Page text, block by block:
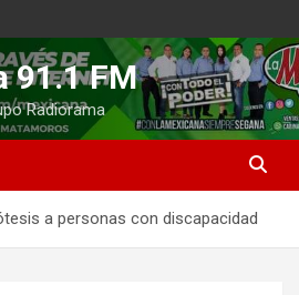
91.1 FM
Radiorama
a personas con discapacidad